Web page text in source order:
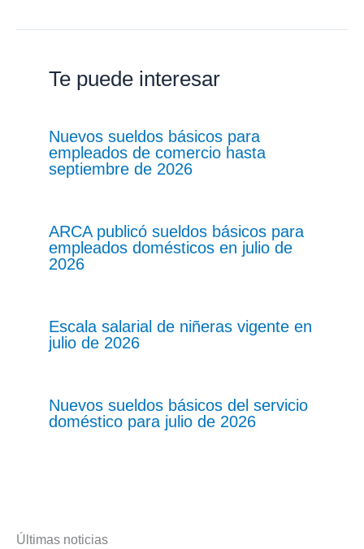
Te puede interesar
Nuevos sueldos básicos para
empleados de comercio hasta
septiembre de 2026
ARCA publicó sueldos básicos para
empleados domésticos en julio de
2026
Escala salarial de niñeras vigente en
julio de 2026
Nuevos sueldos básicos del servicio
doméstico para julio de 2026
Últimas noticias